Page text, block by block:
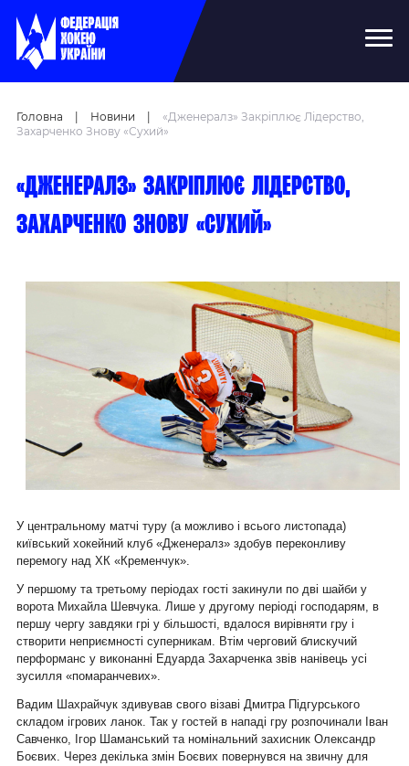
Головна Новини
«Дженералз» Закріплює Лідерство,
Захарченко Знову «сухий»
«Дженералз» закріплює лідерство,
Захарченко знову «сухий»
У центральному матчі туру (а можливо і всього листопада)
київський хокейний клуб «Дженералз» здобув переконливу
перемогу над ХК «Кременчук».
У першому та третьому періодах гості закинули по дві шайби у
ворота Михайла Шевчука. Лише у другому періоді господарям, в
першу чергу завдяки грі у більшості, вдалося вирівняти гру і
створити неприємності суперникам. Втім черговий блискучий
перформанс у виконанні Едуарда Захарченка звів нанівець усі
зусилля «помаранчевих».
Вадим Шахрайчук здивував свого візаві Дмитра Підгурського
складом ігрових ланок. Так у гостей в нападі гру розпочинали Іван
Савченко, Ігор Шаманський та номінальний захисник Олександр
Боєвих. Через декілька змін Боєвих повернувся на звичну для